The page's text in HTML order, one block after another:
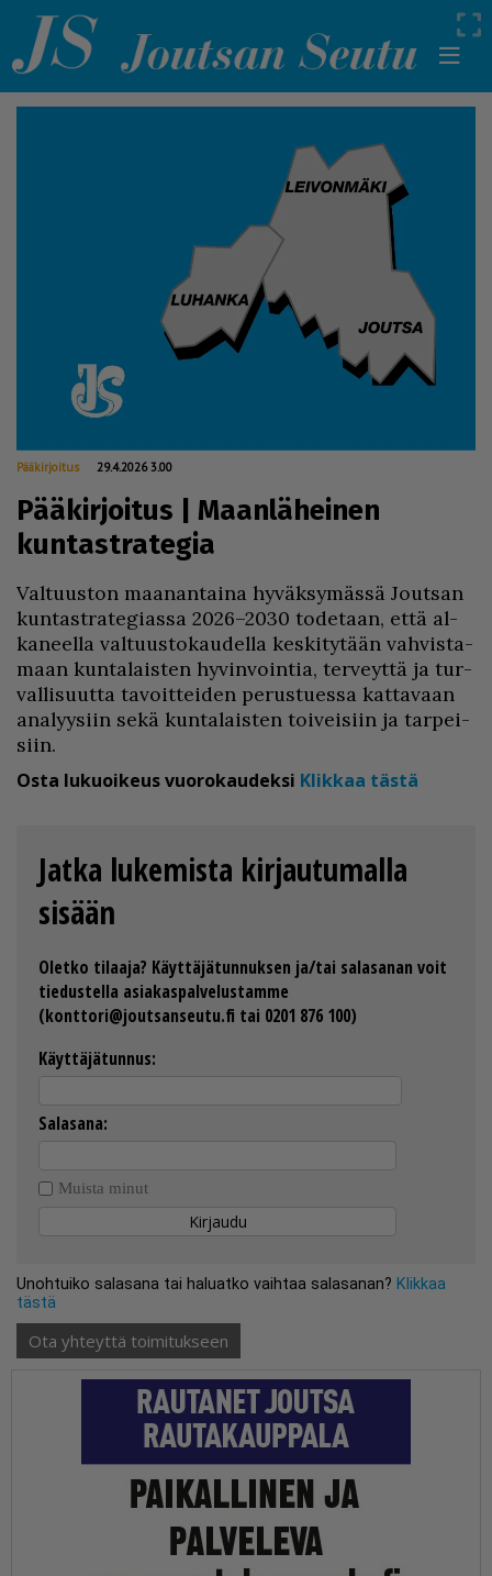
Pääkirjoitus 29.4.2026 3.00
Pääkirjoitus | Maanläheinen
kuntastrategia
Val­tuus­ton maa­nan­tai­na hy­väk­sy­mäs­sä Jout­san
kun­tast­ra­te­gi­as­sa 2026–2030 to­de­taan, et­tä al­
ka­neel­la val­tuus­to­kau­del­la kes­ki­ty­tään vah­vis­ta­
maan kun­ta­lais­ten hy­vin­voin­tia, ter­veyt­tä ja tur­
val­li­suut­ta ta­voit­tei­den pe­rus­tu­es­sa kat­ta­vaan
ana­lyy­siin sekä kun­ta­lais­ten toi­vei­siin ja tar­pei­
siin.
Osta lukuoikeus vuorokaudeksi Klikkaa tästä
Jatka lukemista kirjautumalla
sisään
Oletko tilaaja? Käyttäjätunnuksen ja/tai salasanan voit
tiedustella asiakaspalvelustamme
(konttori@joutsanseutu.fi tai 0201 876 100)
Käyttäjätunnus:
Salasana:
Muista minut
Unohtuiko salasana tai haluatko vaihtaa salasanan? Klikkaa
tästä
Ota yhteyttä toimitukseen